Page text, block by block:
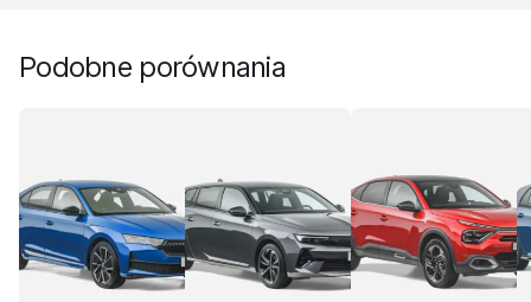
Podobne porównania